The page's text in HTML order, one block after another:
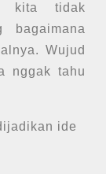
kita tidak
bagaimana
Wujud
nggak tahu
ide